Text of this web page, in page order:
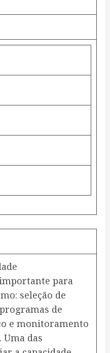
para
seleção de
de
e monitoramento
das